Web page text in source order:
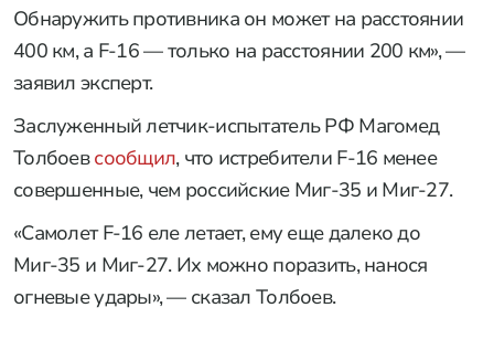
Обнаружить противника он может на расстоянии
400 км, а F-16 — только на расстоянии 200 км», —
заявил эксперт.
Заслуженный летчик-испытатель РФ Магомед
Толбоевсообщил, что истребители F-16 менее
совершенные, чем российские Миг-35 и Миг-27.
«Самолет F-16 еле летает, ему еще далеко до
Миг-35 и Миг-27. Их можно поразить, нанося
огневые удары», — сказал Толбоев.